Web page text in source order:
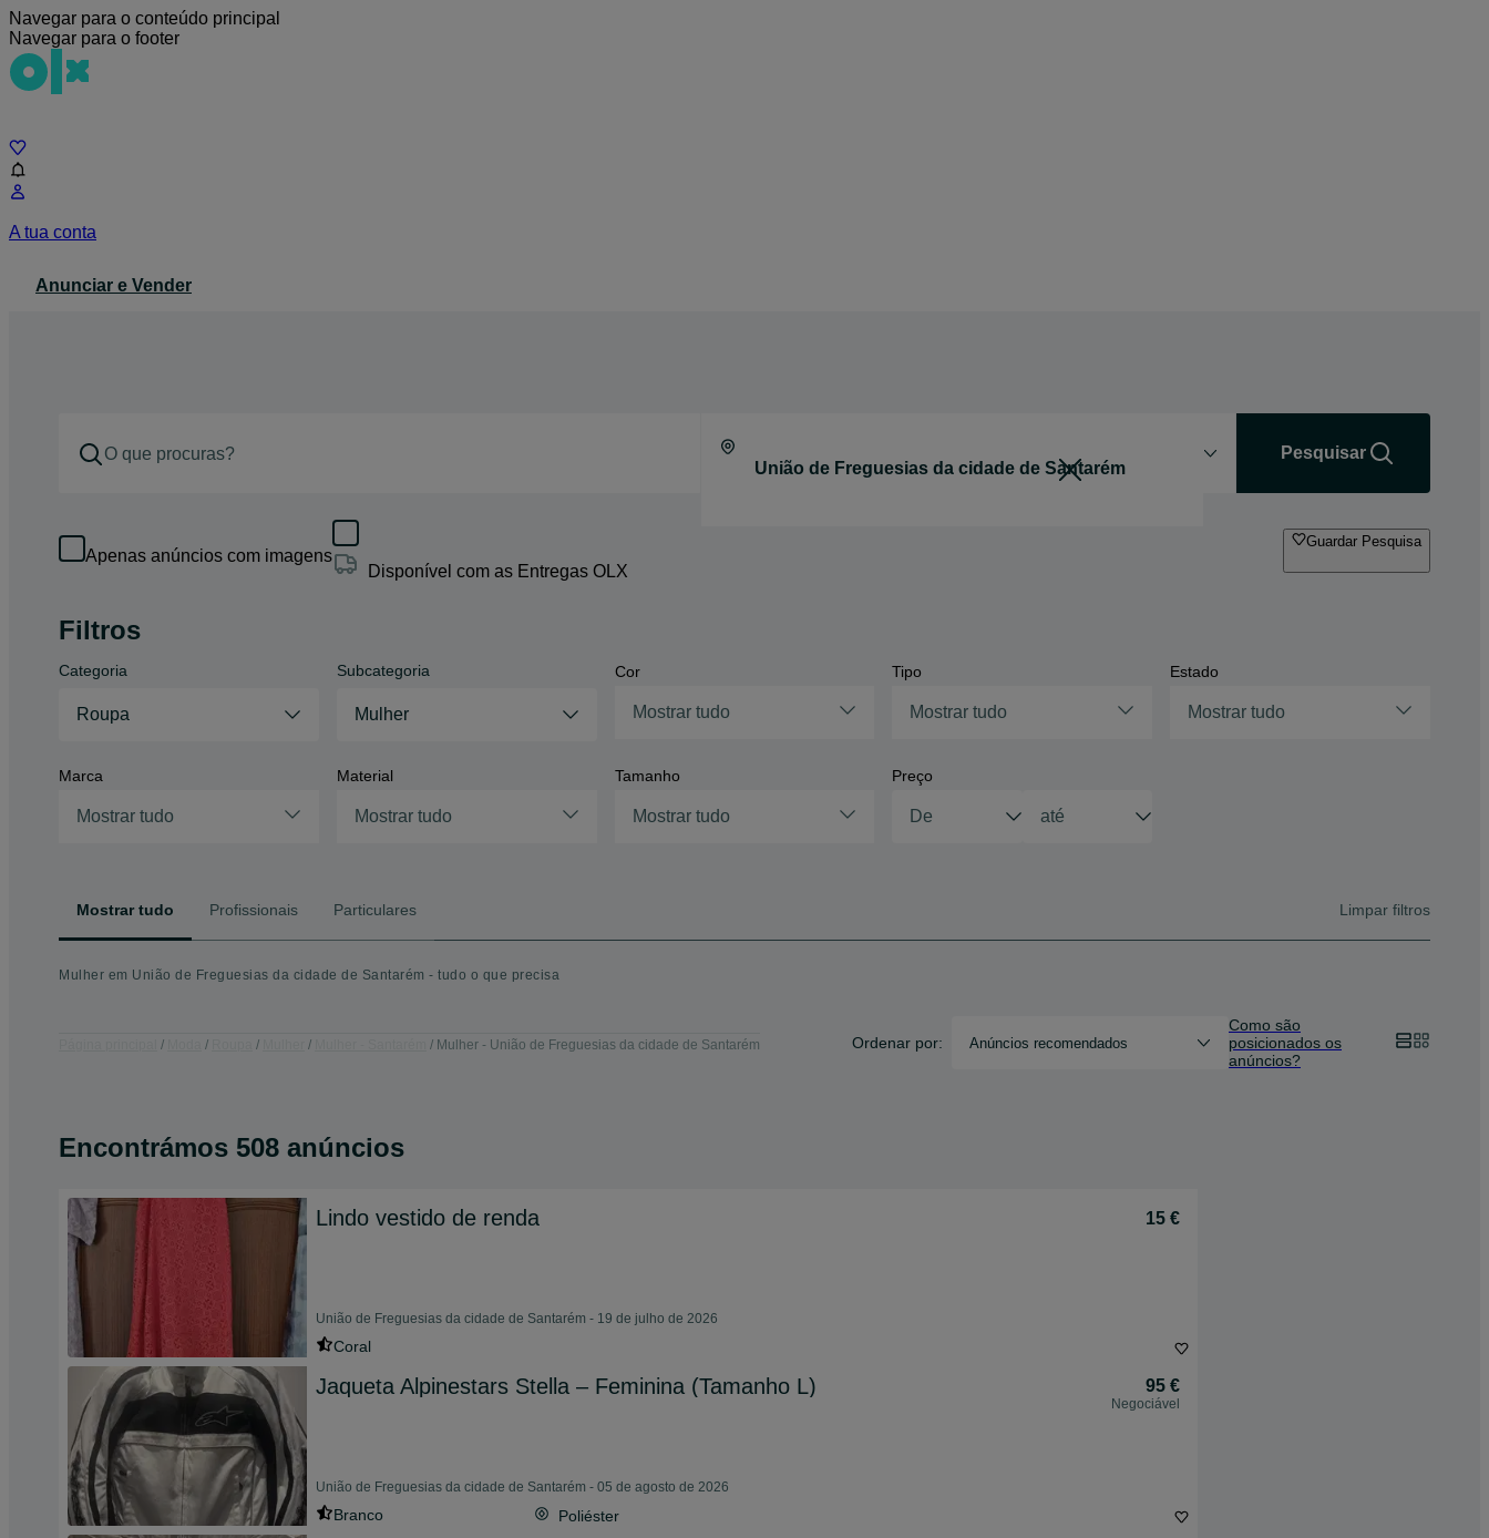
Navegar para o conteúdo principal
Navegar para o footer
A tua conta
Anunciar e Vender
Pesquisar
Apenas anúncios com imagens
Disponível com as Entregas OLX
Guardar Pesquisa
Filtros
Categoria
Roupa
Subcategoria
Mulher
Cor
Mostrar tudo
Tipo
Mostrar tudo
Estado
Mostrar tudo
Marca
Mostrar tudo
Material
Mostrar tudo
Tamanho
Mostrar tudo
Preço
Mostrar tudo Profissionais Particulares Limpar filtros
Mulher em União de Freguesias da cidade de Santarém - tudo o que precisa
Mulher - União de Freguesias da cidade de Santarém Ordenar por: Anúncios recomendados
Como são
posicionados os
anúncios?
Encontrámos 508 anúncios
Lindo vestido de renda 15 €
União de Freguesias da cidade de Santarém - 19 de julho de 2026
Coral
Jaqueta Alpinestars Stella – Feminina (Tamanho L) 95 €
Negociável
União de Freguesias da cidade de Santarém - 05 de agosto de 2026
Branco Poliéster